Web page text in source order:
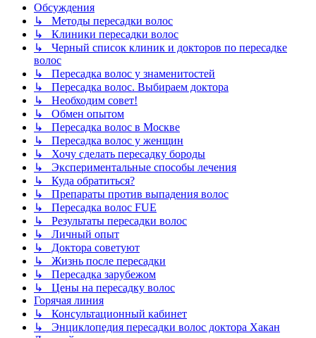
Обсуждения
↳ Методы пересадки волос
↳ Клиники пересадки волос
↳ Черный список клиник и докторов по пересадке
волос
↳ Пересадка волос у знаменитостей
↳ Пересадка волос. Выбираем доктора
↳ Необходим совет!
↳ Обмен опытом
↳ Пересадка волос в Москве
↳ Пересадка волос у женщин
↳ Хочу сделать пересадку бороды
↳ Экспериментальные способы лечения
↳ Куда обратиться?
↳ Препараты против выпадения волос
↳ Пересадка волос FUE
↳ Результаты пересадки волос
↳ Личный опыт
↳ Доктора советуют
↳ Жизнь после пересадки
↳ Пересадка зарубежом
↳ Цены на пересадку волос
Горячая линия
↳ Консультационный кабинет
↳ Энциклопедия пересадки волос доктора Хакан